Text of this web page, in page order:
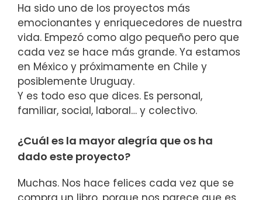
Ha sido uno de los proyectos más
emocionantes y enriquecedores de nuestra
vida. Empezó como algo pequeño pero que
cada vez se hace más grande. Ya estamos
en México y próximamente en Chile y
posiblemente Uruguay.
Y es todo eso que dices. Es personal,
familiar, social, laboral… y colectivo.
¿Cuál es la mayor alegría que os ha
dado este proyecto?
Muchas. Nos hace felices cada vez que se